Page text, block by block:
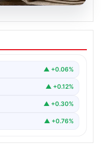
Lezzet:
Tarifi
popüler
▲ +0.06%
▲ +0.12%
▲ +0.30%
▲ +0.76%